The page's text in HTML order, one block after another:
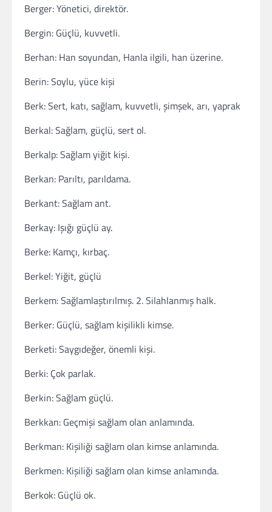
Berger: Yönetici, direktör.
Bergin: Güçlü, kuvvetli.
Berhan: Han soyundan, Hanla ilgili, han üzerine.
Berin: Soylu, yüce kişi
Berk: Sert, katı, sağlam, kuvvetli, şimşek, arı, yaprak
Berkal: Sağlam, güçlü, sert ol.
Berkalp: Sağlam yiğit kişi.
Berkan: Parıltı, parıldama.
Berkant: Sağlam ant.
Berkay: Işığı güçlü ay.
Berke: Kamçı, kırbaç.
Berkel: Yiğit, güçlü
Berkem: Sağlamlaştırılmış. 2. Silahlanmış halk.
Berker: Güçlü, sağlam kişilikli kimse.
Berketi: Saygıdeğer, önemli kişi.
Berki: Çok parlak.
Berkin: Sağlam güçlü.
Berkkan: Geçmişi sağlam olan anlamında.
Berkman: Kişiliği sağlam olan kimse anlamında.
Berkmen: Kişiliği sağlam olan kimse anlamında.
Berkok: Güçlü ok.